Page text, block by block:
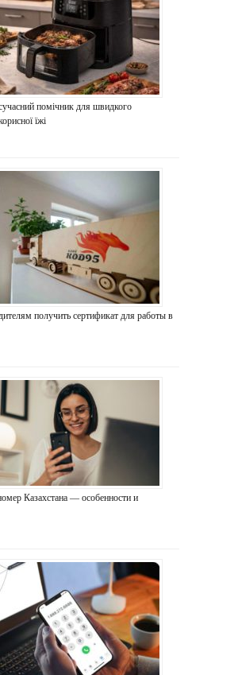
помічник для швидкого
їжі
получить сертификат для работы в
Казахстана — особенности и